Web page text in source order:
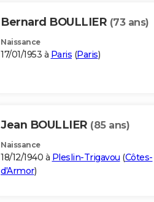
Bernard BOULLIER (73 ans)
Naissance
17/01/1953 à Paris (Paris)
Jean BOULLIER (85 ans)
Naissance
18/12/1940 à Pleslin-Trigavou (Côtes-
d'Armor)